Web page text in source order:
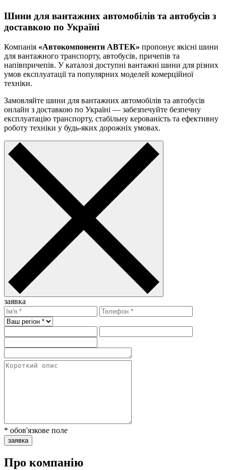
Шини для вантажних автомобілів та автобусів з
доставкою по Україні
Компанія «Автокомпоненти АВТЕК» пропонує якісні шини
для вантажного транспорту, автобусів, причепів та
напівпричепів. У каталозі доступні вантажні шини для різних
умов експлуатації та популярних моделей комерційної
техніки.
Замовляйте шини для вантажних автомобілів та автобусів
онлайн з доставкою по Україні — забезпечуйте безпечну
експлуатацію транспорту, стабільну керованість та ефективну
роботу техніки у будь-яких дорожніх умовах.
заявка
* обов'язкове поле
заявка
Про компанію